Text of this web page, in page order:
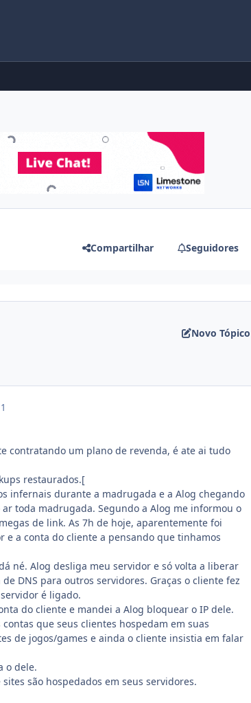
Compartilhar Seguidores
Novo Tópico
contratando um plano de revenda, é ate ai tudo
restaurados.[
infernais durante a madrugada e a Alog chegando
toda madrugada. Segundo a Alog me informou o
de link. As 7h de hoje, aparentemente foi
e a conta do cliente a pensando que tinhamos
né. Alog desliga meu servidor e só volta a liberar
DNS para outros servidores. Graças o cliente fez
é ligado.
do cliente e mandei a Alog bloquear o IP dele.
que seus clientes hospedam em suas
de jogos/games e ainda o cliente insistia em falar
o dele.
são hospedados em seus servidores.